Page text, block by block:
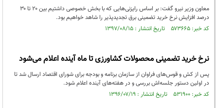
معاون وزیر نیرو گفت: بر اساس رایزنی‌هایی که با بخش خصوصی داشتیم بین ۲۰ تا ۳۰
درصد افزایش نرخ خرید تضمینی برق تجدیدپذیر را شاهد خواهیم بود.
کد خبر: ۵۷۳۶۶۵ تاریخ انتشار : ۱۳۹۷/۰۸/۱۵
نرخ خرید تضمینی محصولات کشاورزی تا ماه آینده اعلام می‌شود
پس از کش و قوس‌های فراوان از سازمان برنامه و بودجه برای شورای اقتصاد ارسال شد تا
در اولین دستور جلسه‌اش بررسی و در هفته‌های آینده اعلام شود.
کد خبر: ۵۳۱۹۰۰ تاریخ انتشار : ۱۳۹۶/۰۷/۱۹